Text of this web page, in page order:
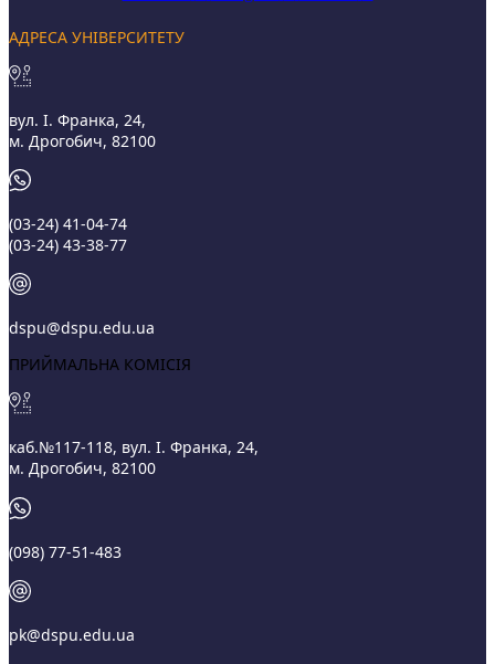
АДРЕСА УНІВЕРСИТЕТУ
вул. І. Франка, 24,
м. Дрогобич, 82100
(03‑24) 41‑04‑74
(03‑24) 43‑38‑77
dspu@dspu.edu.ua
ПРИЙМАЛЬНА КОМІСІЯ
каб.№117-118, вул. І. Франка, 24,
м. Дрогобич, 82100
(098) 77-51-483
pk@dspu.edu.ua